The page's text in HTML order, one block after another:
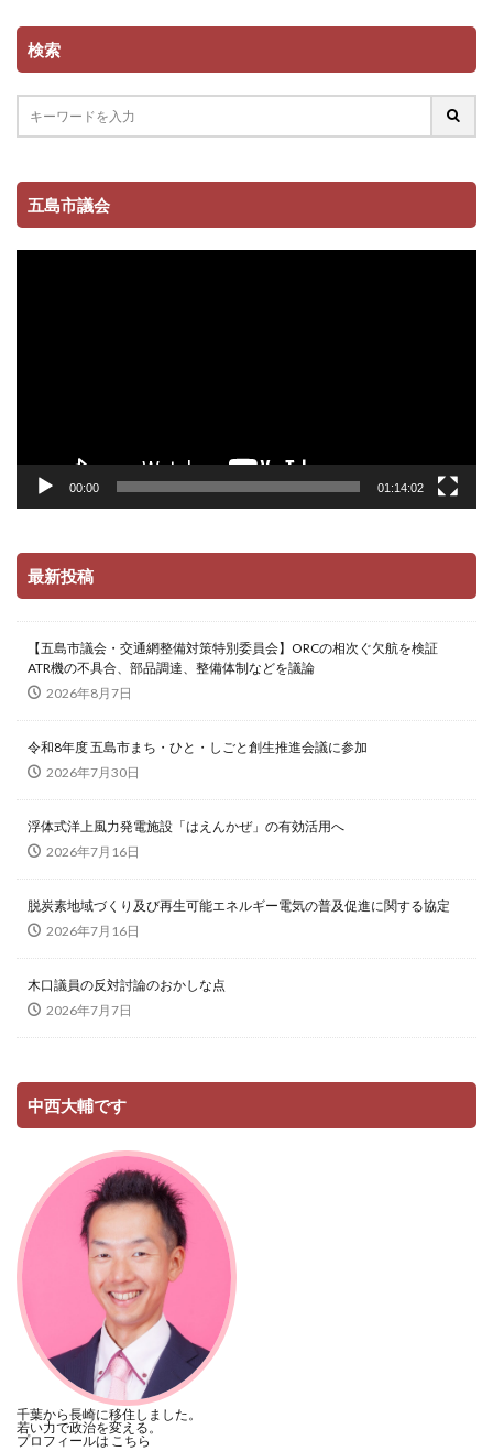
検索
五島市議会
動
00:00 01:14:02
最新投稿
【五島市議会・交通網整備対策特別委員会】ORCの相次ぐ欠航を検証
ATR機の不具合、部品調達、整備体制などを議論
2026年8月7日
令和8年度 五島市まち・ひと・しごと創生推進会議に参加
2026年7月30日
浮体式洋上風力発電施設「はえんかぜ」の有効活用へ
2026年7月16日
脱炭素地域づくり及び再生可能エネルギー電気の普及促進に関する協定
2026年7月16日
木口議員の反対討論のおかしな点
2026年7月7日
中西大輔です
千葉から長崎に移住しました。
若い力で政治を変える。
プロフィールは こちら